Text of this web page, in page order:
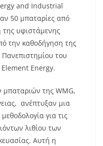
and Industrial
50 μπαταρίες από
της υφιστάμενης
την καθοδήγηση της
του
Energy.
μπαταριών της WMG,
ανέπτυξαν μια
για τις
λιθίου των
Αυτή η